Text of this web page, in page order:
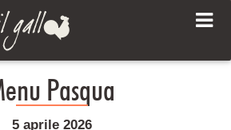
Pasqua
5 aprile 2026